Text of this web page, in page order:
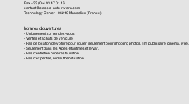
Fax +33 (0)4 93 47 01 16
contact@classic-auto-riviera.com
Technology Center - 06210 Mandelieu (France)
horaires d'ouvertures
- Uniquement sur rendez-vous.
- Ventes et achats de véhicule.
- Pas de location de voiture pour rouler, seulement pour shooting photos, film publicitaire, cinéma, livre...
- Seulement dans les Alpes-Maritimes et le Var.
- Pas d'entretien ni de restauration.
- Pas d'expertise, ni d'authentification.